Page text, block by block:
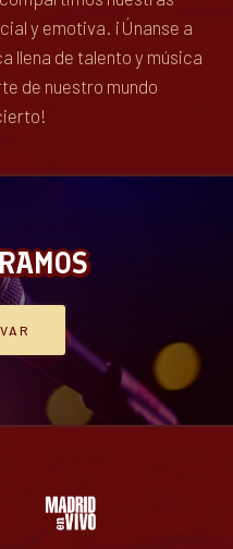
y emotiva. ¡Únanse a
llena de talento y música
de nuestro mundo